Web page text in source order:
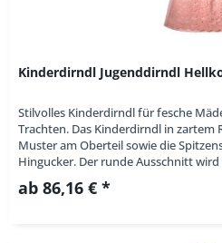
Kinderdirndl Jugenddirndl
Stilvolles Kinderdirndl für fesche
Trachten. Das Kinderdirndl in zartem
Muster am Oberteil sowie die
Hingucker. Der runde Ausschnitt wird
ab 86,16 € *